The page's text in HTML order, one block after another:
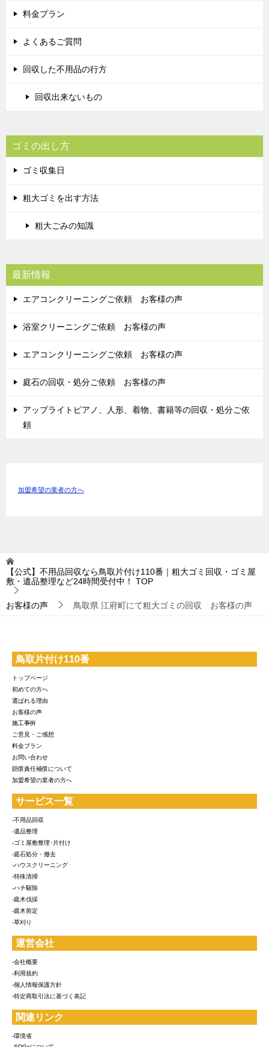
料金プラン
よくあるご質問
回収した不用品の行方
回収出来ないもの
ゴミの出し方
ゴミ収集日
粗大ゴミを出す方法
粗大ごみの知識
最新情報
エアコンクリーニングご依頼 お客様の声
浴室クリーニングご依頼 お客様の声
エアコンクリーニングご依頼 お客様の声
庭石の回収・処分ご依頼 お客様の声
アップライトピアノ、人形、着物、書籍等の回収・処分ご依
頼
加盟希望の業者の方へ
【公式】不用品回収なら鳥取片付け110番｜粗大ゴミ回収・ゴミ屋
敷・遺品整理など24時間受付中！
TOP
お客様の声 鳥取県 江府町にて粗大ゴミの回収 お客様の声
鳥取片付け110番
トップページ
初めての方へ
選ばれる理由
お客様の声
施工事例
ご意見・ご感想
料金プラン
お問い合わせ
賠償責任補償について
加盟希望の業者の方へ
サービス一覧
-不用品回収
-遺品整理
-ゴミ屋敷整理･片付け
-庭石処分・撤去
-ハウスクリーニング
-特殊清掃
-ハチ駆除
-庭木伐採
-庭木剪定
-草刈り
運営会社
-会社概要
-利用規約
-個人情報保護方針
-特定商取引法に基づく表記
関連リンク
-環境省